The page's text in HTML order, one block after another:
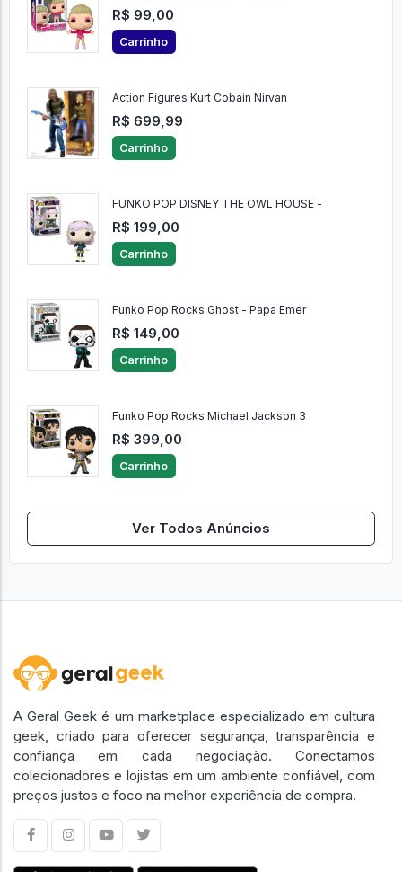
R$ 99,00
Carrinho
Action Figures Kurt Cobain Nirvan
R$ 699,99
Carrinho
FUNKO POP DISNEY THE OWL HOUSE -
R$ 199,00
Carrinho
Funko Pop Rocks Ghost - Papa Emer
R$ 149,00
Carrinho
Funko Pop Rocks Michael Jackson 3
R$ 399,00
Carrinho
Ver Todos Anúncios
A Geral Geek é um marketplace especializado em cultura
geek, criado para oferecer segurança, transparência e
confiança em cada negociação. Conectamos
colecionadores e lojistas em um ambiente confiável, com
preços justos e foco na melhor experiência de compra.